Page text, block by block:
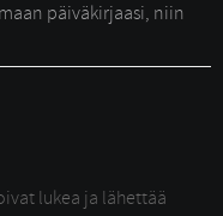
päiväkirjaasi, niin
lukea ja lähettää